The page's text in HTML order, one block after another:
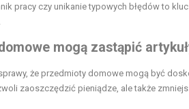
pracy czy unikanie typowych błędów to
mogą zastąpić
że przedmioty domowe mogą być
zaoszczędzić pieniądze, ale także